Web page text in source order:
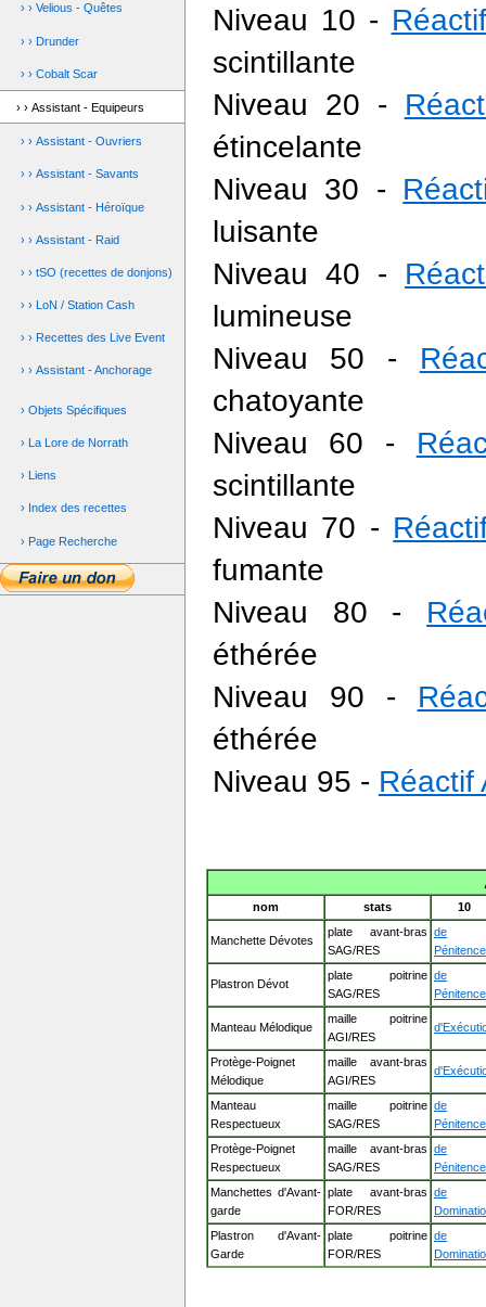
› › Velious - Quêtes
› › Drunder
› › Cobalt Scar
› › Assistant - Equipeurs
› › Assistant - Ouvriers
› › Assistant - Savants
› › Assistant - Héroïque
› › Assistant - Raid
› › tSO (recettes de donjons)
› › LoN / Station Cash
› › Recettes des Live Event
› › Assistant - Anchorage
› Objets Spécifiques
› La Lore de Norrath
› Liens
› Index des recettes
› Page Recherche
Niveau 10 -
scintillante
Niveau 20 -
étincelante
Niveau 30 -
luisante
Niveau 40 -
lumineuse
Niveau 50 -
chatoyante
Niveau 60 -
scintillante
Niveau 70 -
fumante
Niveau 80 -
éthérée
Niveau 90 -
éthérée
Niveau 95 - Réactif
nom stats 10
Manchette Dévotes
plate avant-bras
SAG/RES
de
Pénitence
Plastron Dévot
plate poitrine
SAG/RES
de
Pénitence
Manteau Mélodique
maille poitrine
AGI/RES
Protège-Poignet
Mélodique
maille avant-bras
AGI/RES
Manteau
Respectueux
maille poitrine
SAG/RES
de
Pénitence
Protège-Poignet
Respectueux
maille avant-bras
SAG/RES
de
Pénitence
Manchettes d'Avant-
garde
plate avant-bras
FOR/RES
de
Plastron d'Avant-
Garde
plate poitrine
FOR/RES
de